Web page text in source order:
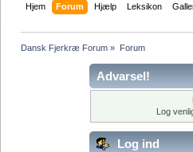
Hjem Forum Hjælp Leksikon
Dansk Fjerkræ Forum » Forum
Advarsel!
Log
Log ind